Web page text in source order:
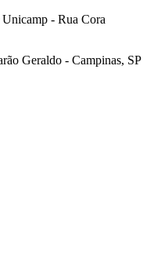
- Rua Cora
Geraldo - Campinas, SP